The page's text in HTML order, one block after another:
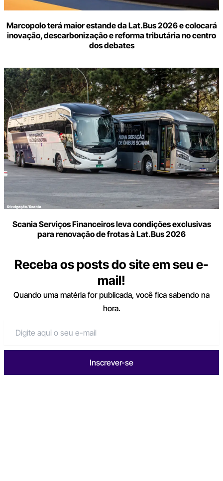
Marcopolo terá maior estande da Lat.Bus 2026 e colocará
inovação, descarbonização e reforma tributária no centro
dos debates
Scania Serviços Financeiros leva condições exclusivas
para renovação de frotas à Lat.Bus 2026
Receba os posts do site em seu e-
mail!
Quando uma matéria for publicada, você fica sabendo na
hora.
Inscrever-se